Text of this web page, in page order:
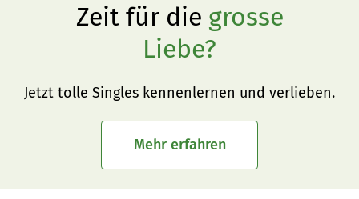
Zeit für die grosse
Liebe?
Jetzt tolle Singles kennenlernen und verlieben.
Mehr erfahren